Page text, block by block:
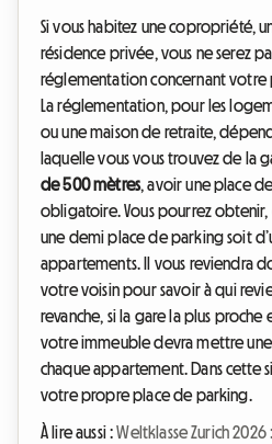
Si vous habitez une copropriété,
résidence privée, vous ne serez
réglementation concernant votre
La réglementation, pour les
ou une maison de retraite,
laquelle vous vous trouvez de la
de 500 mètres, avoir une place
obligatoire. Vous pourrez obtenir,
une demi place de parking soit
appartements. Il vous reviendra
votre voisin pour savoir à qui
revanche, si la gare la plus proche
votre immeuble devra mettre
chaque appartement. Dans cette
votre propre place de parking.
À lire aussi :Weltklasse Zurich